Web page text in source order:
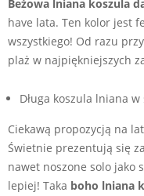
Beżowa lniana koszula
have lata. Ten kolor jest
wszystkiego! Od razu
plaż w najpiękniejszych
Długa koszula lniana
Ciekawą propozycją na
Świetnie prezentują się
nawet noszone solo jako
lepiej! Taka boho lniana